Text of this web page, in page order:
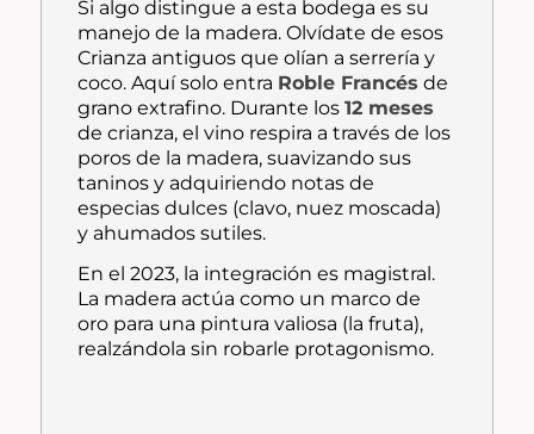
Si algo distingue a esta bodega es su
manejo de la madera. Olvídate de esos
Crianza antiguos que olían a serrería y
coco. Aquí solo entra Roble Francés de
grano extrafino. Durante los12 meses
de crianza, el vino respira a través de los
poros de la madera, suavizando sus
taninos y adquiriendo notas de
especias dulces (clavo, nuez moscada)
y ahumados sutiles.
En el 2023, la integración es magistral.
La madera actúa como un marco de
oro para una pintura valiosa (la fruta),
realzándola sin robarle protagonismo.